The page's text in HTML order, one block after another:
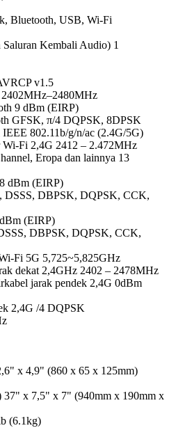
Bluetooth, USB, Wi-Fi
Kembali Audio) 1
v1.5
2402MHz–2480MHz
9 dBm (EIRP)
GFSK, π/4 DQPSK, 8DPSK
IEEE 802.11b/g/n/ac (2.4G/5G)
Wi-Fi 2,4G 2412 – 2.472MHz
Eropa dan lainnya 13
dBm (EIRP)
DSSS, DBPSK, DQPSK, CCK,
(EIRP)
DBPSK, DQPSK, CCK,
Fi 5G 5,725~5,825GHz
dekat 2,4GHz 2402 – 2478MHz
jarak pendek 2,4G 0dBm
2,4G /4 DQPSK
x 4,9" (860 x 65 x 125mm)
37" x 7,5" x 7" (940mm x 190mm x
(6.1kg)